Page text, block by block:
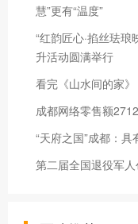
慧”更有“温度”
“红韵匠心·掐丝珐
升活动圆满举行
看完《山水间的家
成都网络零售额
“天府之国”成都：
第二届全国退役军